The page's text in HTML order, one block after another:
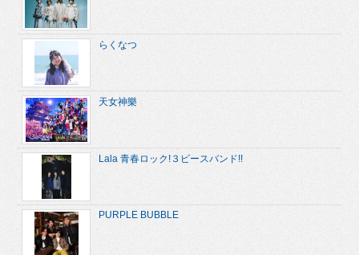
らくなつ
天女神樂
Lala 青春ロック!３ピースバンド!!
PURPLE BUBBLE